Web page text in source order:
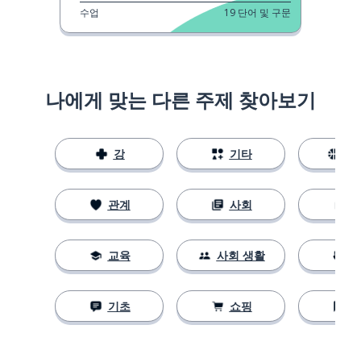
수업 19 단어 및 구문
나에게 맞는 다른 주제 찾아보기
강
관계
교육
기초
기타
사회
사회 생활
쇼핑